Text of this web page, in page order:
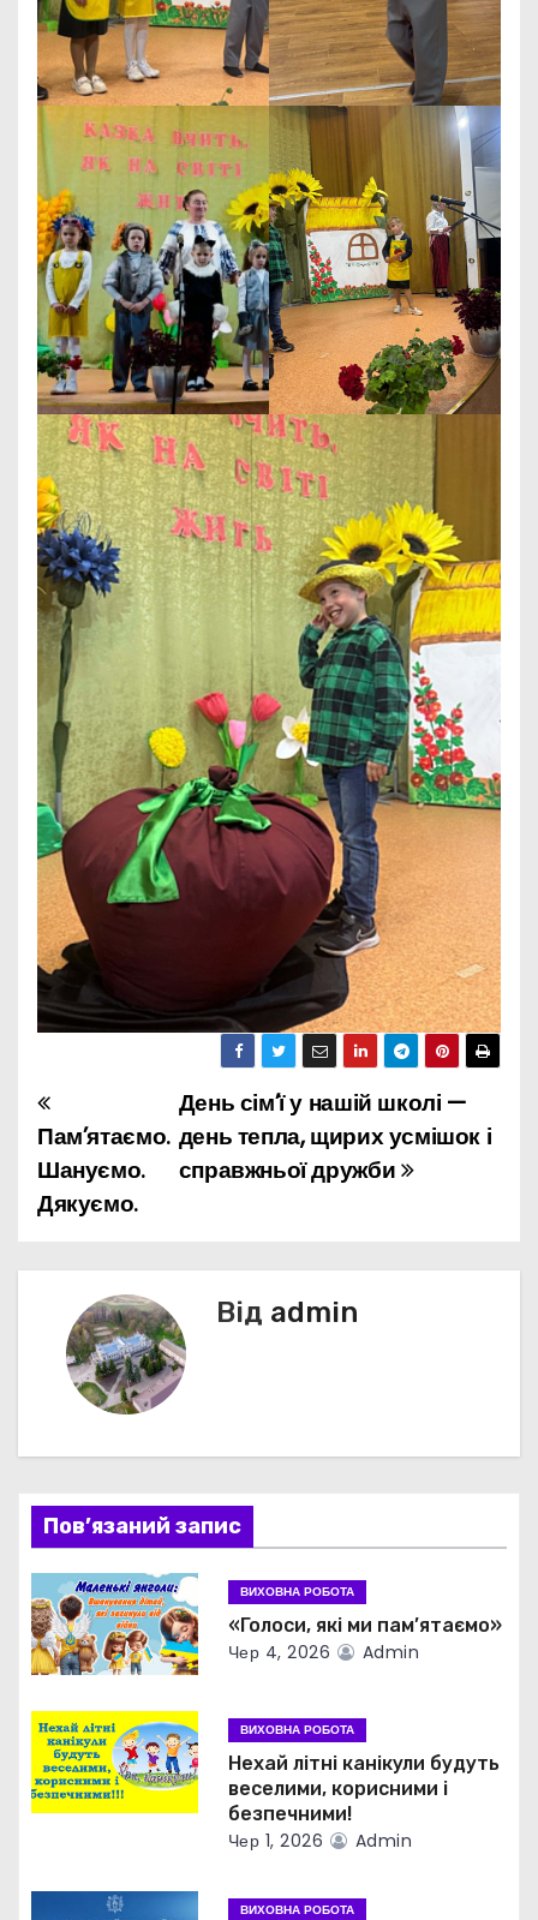
Н
а
в
і
і
я
з
а
п
и
с
і
День сім’ї у нашій школі —
день тепла, щирих усмішок і
справжньої дружби
Пам’ятаємо.
Шануємо.
Дякуємо.
Від admin
Пов’язаний запис
ВИХОВНА РОБОТА
«Голоси, які ми пам’ятаємо»
Чер 4, 2026 Admin
ВИХОВНА РОБОТА
Нехай літні канікули будуть
веселими, корисними і
безпечними!
Чер 1, 2026 Admin
ВИХОВНА РОБОТА